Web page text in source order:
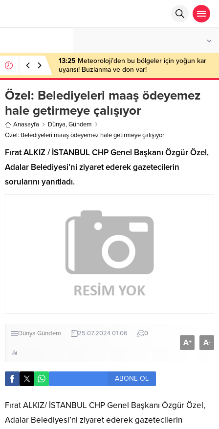
13:25 Meteoroloji’den bu bölgeler için yoğun kar
uyarısı! Buzlanma ve don var!
Özel: Belediyeleri maaş ödeyemez
hale getirmeye çalışıyor
Anasayfa Dünya,Gündem
Özel: Belediyeleri maaş ödeyemez hale getirmeye çalışıyor
Fırat ALKIZ / İSTANBUL CHP Genel Başkanı Özgür Özel,
Adalar Belediyesi’ni ziyaret ederek gazetecilerin
sorularını yanıtladı.
Dünya Gündem 25.07.2024 01:06 0
A+ A-
ABONE OL
Fırat ALKIZ/ İSTANBUL CHP Genel Başkanı Özgür Özel,
Adalar Belediyesi’ni ziyaret ederek gazetecilerin